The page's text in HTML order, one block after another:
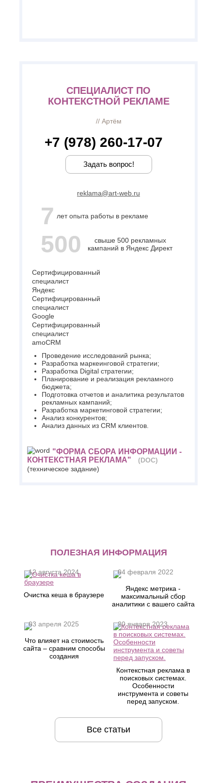
СПЕЦИАЛИСТ ПО
КОНТЕКСТНОЙ РЕКЛАМЕ
// Артём
+7 (978) 260-17-07
Задать вопрос!
reklama@art-web.ru
7 лет опыта работы в рекламе
500
свыше 500 рекламных
кампаний в Яндекс Директ
Сертифицированный
специалист
Яндекс
Сертифицированный
специалист
Google
Сертифицированный
специалист
amoCRM
Проведение исследований рынка;
Разработка маркеинговой стратегии;
Разработка Digital стратегии;
Планирование и реализация рекламного
бюджета;
Подготовка отчетов и аналитика результатов
рекламных кампаний;
Разработка маркетинговой стратегии;
Анализ конкурентов;
Анализ данных из CRM клиентов.
"ФОРМА СБОРА ИНФОРМАЦИИ -
КОНТЕКСТНАЯ РЕКЛАМА"
(DOC)
(техническое задание)
ПОЛЕЗНАЯ ИНФОРМАЦИЯ
Очистка кеша в браузере
12 августа 2024
Яндекс метрика -
максимальный сбор
аналитики с вашего сайта
04 февраля 2022
Что влияет на стоимость
сайта – сравним способы
создания
03 апреля 2025
Контекстная реклама в
поисковых системах.
Особенности
инструмента и советы
перед запуском.
20 января 2023
Все статьи